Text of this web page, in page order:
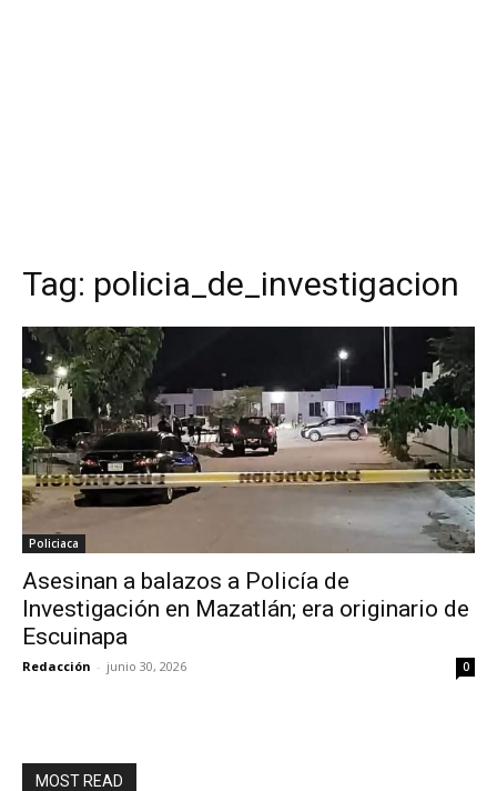
Tag: policia_de_investigacion
Policiaca
Asesinan a balazos a Policía de
Investigación en Mazatlán; era originario de
Escuinapa
Redacción - junio 30, 2026 0
MOST READ